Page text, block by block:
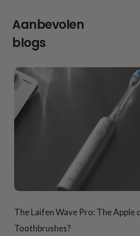
Aanbevolen
blogs
The Laifen Wave Pro: The Apple
Toothbrushes?